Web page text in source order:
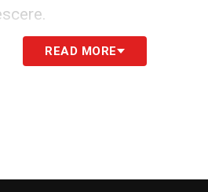
come quella di
chiedo ancora
READ MORE